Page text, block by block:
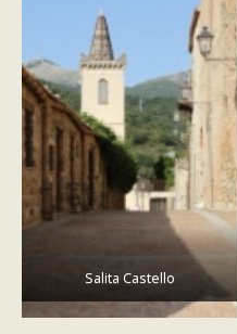
Salita Castello